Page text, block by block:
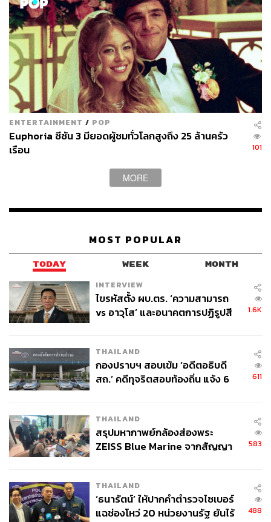
ENTERTAINMENT / POP
Euphoria ซีซัน 3 มียอดผู้ชมทั่วโลกสูงถึง 25 ล้านครัว
เรือน
101
MORE
MOST POPULAR
TODAY WEEK MONTH
INTERVIEW
ไขรหัสตั้ง ผบ.ตร. ‘ความสามารถ
vs อาวุโส’ และอนาคตการปฏิรูปสี
1.6K
THAILAND
กองปราบฯ สอบเข้ม ‘อดีตอธิบดี
สถ.’ คดีทุจริตสอบท้องถิ่น แจ้ง 6
611
THAILAND
สรุปมหากาพย์กล้องส่องพระ
ZEISS Blue Marine จากสัญญา
จ่ายหนี้-แอบระบุแบรนด์
583
THAILAND
‘ธนารัตน์’ ให้ปากคำตำรวจไซเบอร์
แฉช่องโหว่ 20 หน่วยงานรัฐ ยันไร้
488